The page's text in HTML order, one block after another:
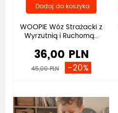
WOOPIE Wóz Strażacki z
Wyrzutnią i Ruchomą...
36,00 PLN
45,00 PLN -20%